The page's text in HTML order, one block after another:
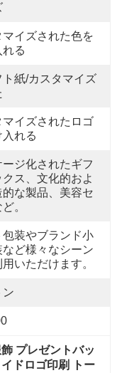
マイズされた色を
れる
ト紙/カスタマイズ
マイズされたロゴ
入れる
ジ化されたギフ
クス、文化的およ
的な製品、美容セ
。
包装やブランド小
など様々なシーン
いただけます。
ン
プレゼントバッ
ドロゴ印刷 トー